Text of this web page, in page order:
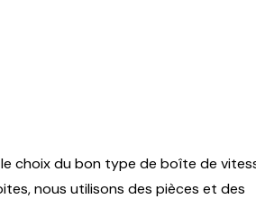
choix du bon type de boîte de
nous utilisons des pièces et des